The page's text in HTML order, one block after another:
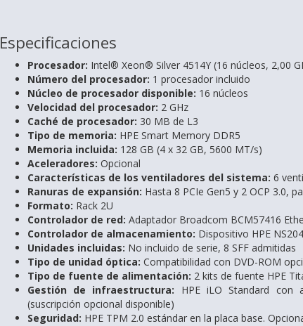
Especificaciones
Procesador: Intel® Xeon® Silver 4514Y (16 núcleos, 2,00
Número del procesador: 1 procesador incluido
Núcleo de procesador disponible: 16 núcleos
Velocidad del procesador: 2 GHz
Caché de procesador: 30 MB de L3
Tipo de memoria: HPE Smart Memory DDR5
Memoria incluida: 128 GB (4 x 32 GB, 5600 MT/s)
Aceleradores: Opcional
Características de los ventiladores del sistema: 6
Ranuras de expansión: Hasta 8 PCIe Gen5 y 2 OCP 3.0,
Formato: Rack 2U
Controlador de red: Adaptador Broadcom BCM57416
Controlador de almacenamiento: Dispositivo HPE
Unidades incluidas: No incluido de serie, 8 SFF admitidas
Tipo de unidad óptica: Compatibilidad con DVD-ROM
Tipo de fuente de alimentación: 2 kits de fuente HPE
Gestión de infraestructura: HPE iLO Standard con
(suscripción opcional disponible)
Seguridad: HPE TPM 2.0 estándar en la placa base.